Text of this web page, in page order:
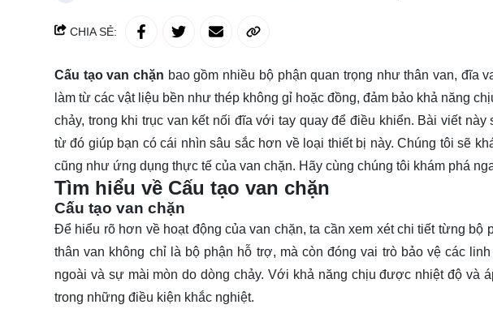
CHIA SẺ:
Cấu tạo van chặn bao gồm nhiều bộ phận quan trọng như thân van, đĩa
làm từ các vật liệu bền như thép không gỉ hoặc đồng, đảm bảo khả năng
chảy, trong khi trục van kết nối đĩa với tay quay để điều khiển. Bài viết
từ đó giúp bạn có cái nhìn sâu sắc hơn về loại thiết bị này. Chúng tôi sẽ
cũng như ứng dụng thực tế của van chặn. Hãy cùng chúng tôi khám phá
Tìm hiểu về Cấu tạo van chặn
Cấu tạo van chặn
Để hiểu rõ hơn về hoạt động củavan chặn, ta cần xem xét chi tiết từng bộ
thân van không chỉ là bộ phận hỗ trợ, mà còn đóng vai trò bảo vệ các
ngoài và sự mài mòn do dòng chảy. Với khả năng chịu được nhiệt độ và
trong những điều kiện khắc nghiệt.